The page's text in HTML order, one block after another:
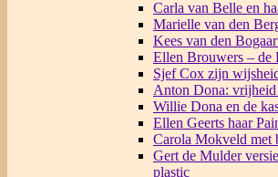
Carla van Belle en
Marielle van den
Kees van den
Ellen Brouwers – de
Sjef Cox zijn
Anton Dona: vrijheid
Willie Dona en de
Ellen Geerts haar
Carola Mokveld met
Gert de Mulder
plastic